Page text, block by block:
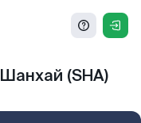
(SHA)